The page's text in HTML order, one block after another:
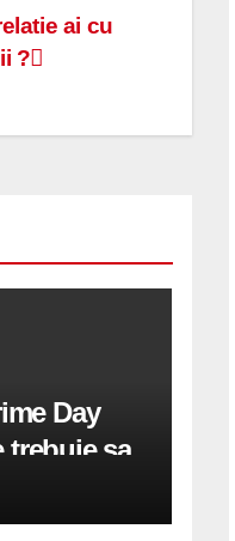
ai cu
?
Day
trebuie sa